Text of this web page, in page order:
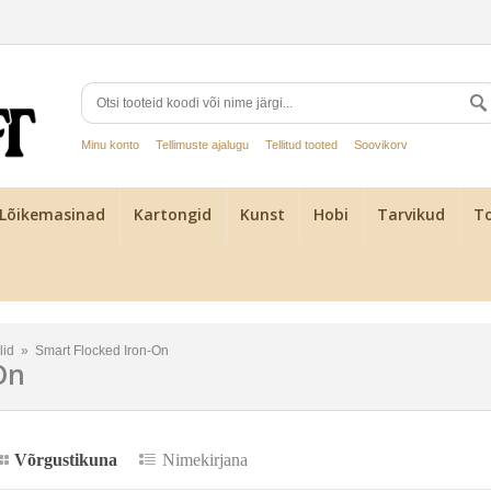
Minu konto Tellimuste ajalugu Tellitud tooted Soovikorv
Lõikemasinad Kartongid Kunst Hobi Tarvikud
» Smart Flocked Iron-On
Võrgustikuna Nimekirjana